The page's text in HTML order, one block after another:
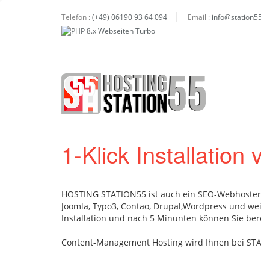
Telefon : (+49) 06190 93 64 094 Email :
1-Klick Installation
HOSTING STATION55 ist auch ein SEO-
Joomla, Typo3, Contao, Drupal,Wordpress und
Installation und nach 5 Minunten können Sie
Content-Management Hosting wird Ihnen bei